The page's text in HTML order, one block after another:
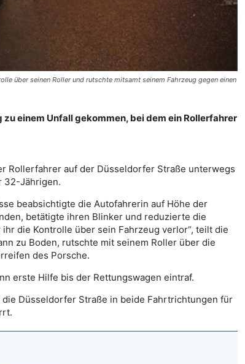
über seinen Roller und rutschte mitsamt seinem Fahrzeug gegen einen
einem Unfall gekommen, bei dem ein Rollerfahrer
Rollerfahrer auf der Düsseldorfer Straße unterwegs
32-Jährigen.
beabsichtigte die Autofahrerin auf Höhe der
betätigte ihren Blinker und reduzierte die
die Kontrolle über sein Fahrzeug verlor“, teilt die
zu Boden, rutschte mit seinem Roller über die
des Porsche.
erste Hilfe bis der Rettungswagen eintraf.
Düsseldorfer Straße in beide Fahrtrichtungen für